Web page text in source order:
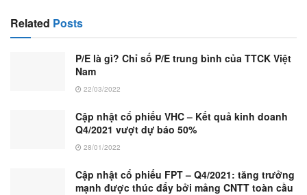
Related Posts
P/E là gì? Chỉ số P/E trung bình của TTCK Việt
Nam
22/03/2022
Cập nhật cổ phiếu VHC – Kết quả kinh doanh
Q4/2021 vượt dự báo 50%
28/01/2022
Cập nhật cổ phiếu FPT – Q4/2021: tăng trưởng
mạnh được thúc đẩy bởi mảng CNTT toàn cầu